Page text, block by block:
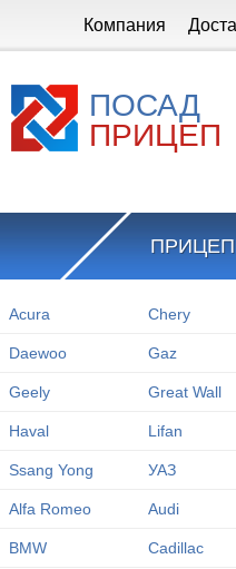
Компания
ПОСАД
ПРИЦЕП
Acura Chery
Daewoo Gaz
Geely Great Wall
Haval Lifan
Ssang Yong УАЗ
Alfa Romeo Audi
BMW Cadillac